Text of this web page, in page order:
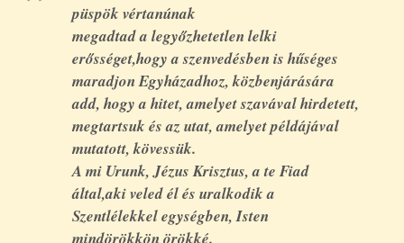
püspök vértanúnak
megadtad a legyőzhetetlen lelki
erősséget,hogy a szenvedésben is hűséges
maradjon Egyházadhoz, közbenjárására
add, hogy a hitet, amelyet szavával hirdetett,
megtartsuk és az utat, amelyet példájával
mutatott, kövessük.
A mi Urunk, Jézus Krisztus, a te Fiad
által,aki veled él és uralkodik a
Szentlélekkel egységben, Isten
mindörökkön örökké.